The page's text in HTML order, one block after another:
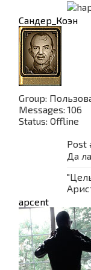
Сандер_Коэн
Group:
Messages: 106
Status: Offline
Post
Да
apcent